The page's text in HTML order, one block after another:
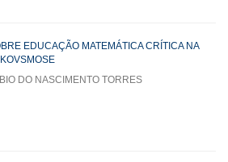
EDUCAÇÃO MATEMÁTICA CRÍTICA NA
DO NASCIMENTO TORRES